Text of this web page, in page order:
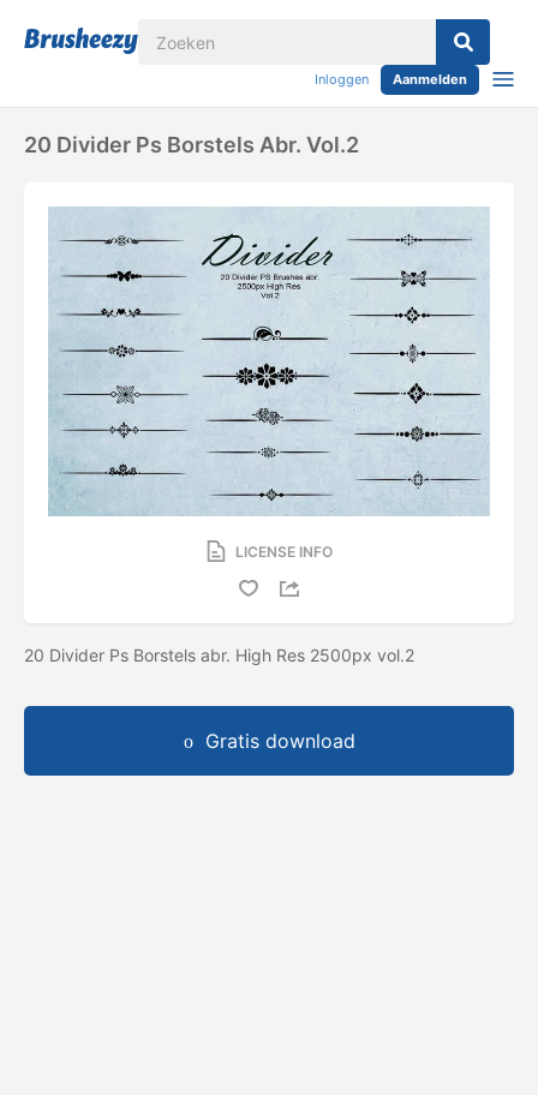
Inloggen Aanmelden
20 Divider Ps Borstels Abr. Vol.2
LICENSE INFO
20 Divider Ps Borstels abr. High Res 2500px vol.2
Gratis download